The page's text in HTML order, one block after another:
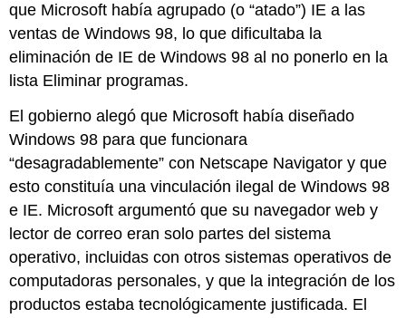
que Microsoft había agrupado (o “atado”) IE a las
ventas de Windows 98, lo que dificultaba la
eliminación de IE de Windows 98 al no ponerlo en la
lista Eliminar programas.
El gobierno alegó que Microsoft había diseñado
Windows 98 para que funcionara
“desagradablemente” con Netscape Navigator y que
esto constituía una vinculación ilegal de Windows 98
e IE. Microsoft argumentó que su navegador web y
lector de correo eran solo partes del sistema
operativo, incluidas con otros sistemas operativos de
computadoras personales, y que la integración de los
productos estaba tecnológicamente justificada. El